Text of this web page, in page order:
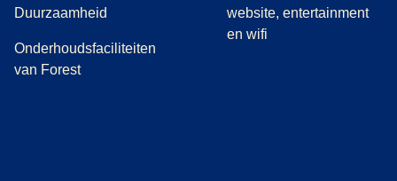
Duurzaamheid
Onderhoudsfaciliteiten
van Forest
website, entertainment
en wifi